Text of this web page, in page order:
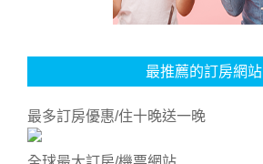
最推薦的訂房網站
最多訂房優惠/住十晚送一晚